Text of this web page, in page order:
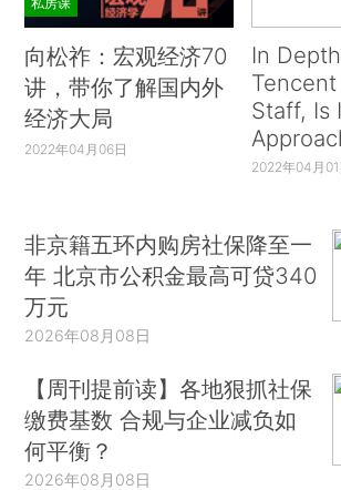
向松祚：宏观经济70
讲，带你了解国内外
经济大局
2022年04月06日
In
Staff, Is
2022年04月01
非京籍五环内购房社保降至一
年 北京市公积金最高可贷340
万元
2026年08月08日
【周刊提前读】各地狠抓社保
缴费基数 合规与企业减负如
何平衡？
2026年08月08日